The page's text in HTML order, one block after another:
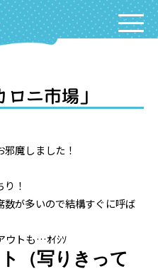
ニ市場」
魔しました！
！
が多いので結構すぐに呼ば
ウトも…ｵｲｼｿ
（写りきって